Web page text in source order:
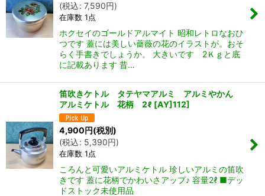
(税込: 7,590円)
在庫数 1点
ホクセイのゴールドアルマイト 昭和レトロなおひ
つです 蓋には美しい薔薇の花のイラストが。おそ
らく手書きでしょうか。 大きいです 2Ｋｇと底
に記載あります 昔…
笛吹きケトル タテヤマアルミ アルミやかん
アルミケトル 花柄 2ℓ [AY]112]
4,900円(税別)
(税込: 5,390円)
在庫数 1点
ころんと可愛いアルミケトル 珍しいアルミの笛吹
きです 蓋に花柄でかわいさアップ♪ 容量2ℓ ■デッ
ドストック未使用品